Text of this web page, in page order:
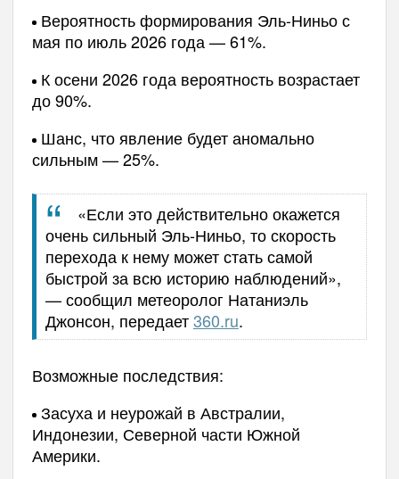
Вероятность формирования Эль-Ниньо с
мая по июль 2026 года — 61%.
К осени 2026 года вероятность возрастает
до 90%.
Шанс, что явление будет аномально
сильным — 25%.
«Если это действительно окажется
очень сильный Эль-Ниньо, то скорость
перехода к нему может стать самой
быстрой за всю историю наблюдений»,
— сообщил метеоролог Натаниэль
Джонсон, передает360.ru.
Возможные последствия:
Засуха и неурожай в Австралии,
Индонезии, Северной части Южной
Америки.